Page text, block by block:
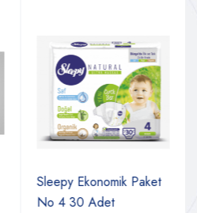
Sleepy Ekonomik Paket
No 4 30 Adet